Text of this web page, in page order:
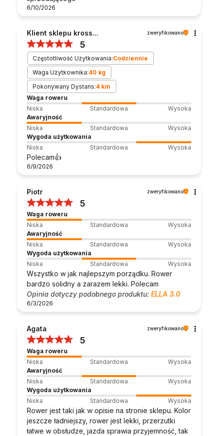
6/10/2026
Klient sklepu kross... zweryfikowano
5
Częstotliwość Użytkowania:Codziennie
Waga Użytkownika:40 kg
Pokonywany Dystans:4 km
Waga roweru
Niska
Standardowa
Wysoka
Awaryjność
Niska
Standardowa
Wysoka
Wygoda użytkowania
Niska
Standardowa Wysoka
Polecam👍️
6/9/2026
Piotr zweryfikowano
5
Waga roweru
Niska
Standardowa
Wysoka
Awaryjność
Niska
Standardowa
Wysoka
Wygoda użytkowania
Niska
Standardowa Wysoka
Wszystko w jak najlepszym porządku. Rower
bardzo solidny a zarazem lekki. Polecam
Opinia dotyczy podobnego produktu: ELLA 3.0
6/3/2026
Agata zweryfikowano
5
Waga roweru
Niska
Standardowa
Wysoka
Awaryjność
Niska
Standardowa
Wysoka
Wygoda użytkowania
Niska
Standardowa Wysoka
Rower jest taki jak w opisie na stronie sklepu. Kolor
jeszcze ładniejszy, rower jest lekki, przerzutki
łatwe w obsłudze, jazda sprawia przyjemność, tak